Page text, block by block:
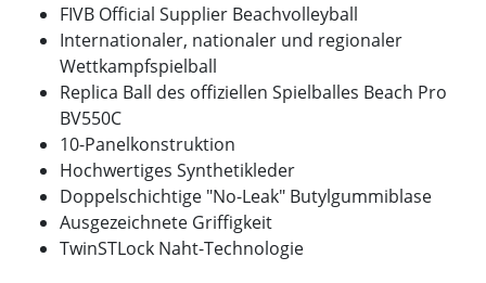
FIVB Official Supplier Beachvolleyball
Internationaler, nationaler und regionaler
Wettkampfspielball
Replica Ball des offiziellen Spielballes Beach Pro
BV550C
10-Panelkonstruktion
Hochwertiges Synthetikleder
Doppelschichtige "No-Leak" Butylgummiblase
Ausgezeichnete Griffigkeit
TwinSTLock Naht-Technologie